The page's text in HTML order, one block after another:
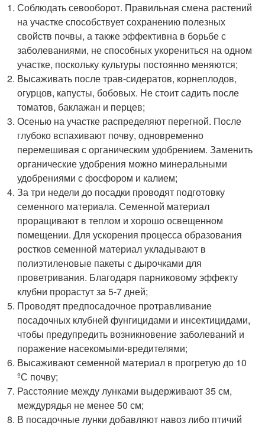
Соблюдать севооборот. Правильная смена растений
на участке способствует сохранению полезных
свойств почвы, а также эффективна в борьбе с
заболеваниями, не способных укорениться на одном
участке, поскольку культуры постоянно меняются;
Высаживать после трав-сидератов, корнеплодов,
огурцов, капусты, бобовых. Не стоит садить после
томатов, баклажан и перцев;
Осенью на участке распределяют перегной. После
глубоко вспахивают почву, одновременно
перемешивая с органическим удобрением. Заменить
органические удобрения можно минеральными
удобрениями с фосфором и калием;
За три недели до посадки проводят подготовку
семенного материала. Семенной материал
проращивают в теплом и хорошо освещенном
помещении. Для ускорения процесса образования
ростков семенной материал укладывают в
полиэтиленовые пакеты с дырочками для
проветривания. Благодаря парниковому эффекту
клубни прорастут за 5-7 дней;
Проводят предпосадочное протравливание
посадочных клубней фунгицидами и инсектицидами,
чтобы предупредить возникновение заболеваний и
поражение насекомыми-вредителями;
Высаживают семенной материал в прогретую до 10
ºС почву;
Расстояние между лунками выдерживают 35 см,
междурядья не менее 50 см;
В посадочные лунки добавляют навоз либо птичий